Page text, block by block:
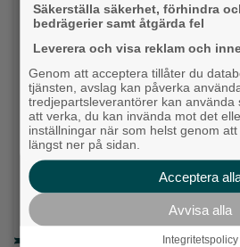
Sverigedemokraterna
Miljöpartiet
Kristdemokraterna
Centerpartiet
Säkerställa säkerhet, förhindra
bedrägerier samt åtgärda fel
Leverera och visa reklam och
Genom att acceptera tillåter du
tjänsten, avslag kan påverka
tredjepartsleverantörer kan använda
att verka, du kan invända mot det
inställningar när som helst genom
längst ner på sidan.
Acceptera
Avvisa alla
Integritetspolicy